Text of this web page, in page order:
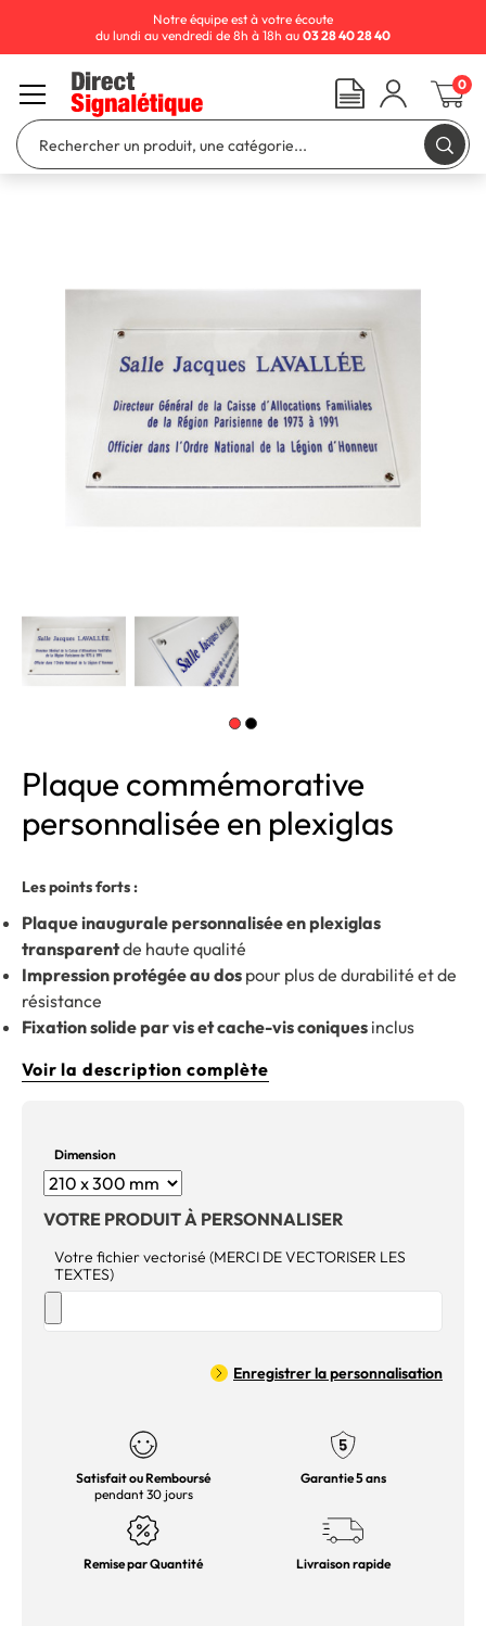
Plaque commémorative
personnalisée en plexiglas
Les points forts :
Plaque inaugurale personnalisée en plexiglas
transparentde haute qualité
Impression protégée au dos pour plus de durabilité et de
résistance
Fixation solide par vis et cache-vis coniques inclus
Voir la description complète
Dimension
VOTRE PRODUIT À PERSONNALISER
Votre fichier vectorisé (MERCI DE VECTORISER LES
TEXTES)
Enregistrer la personnalisation
Satisfait ou Remboursé
pendant 30 jours
Garantie 5 ans
Remise par Quantité Livraison rapide
Notre équipe est à votre écoute
du lundi au vendredi de 8h à 18h au 03 28 40 28 40
0